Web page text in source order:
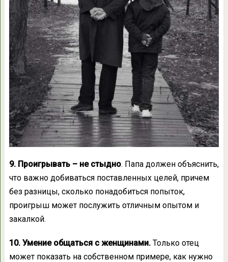
9. Проигрывать – не стыдно. Папа должен объяснить,
что важно добиваться поставленных целей, причем
без разницы, сколько понадобиться попыток,
проигрыш может послужить отличным опытом и
закалкой.
10. Умение общаться с женщинами.Только отец
может показать на собственном примере, как нужно